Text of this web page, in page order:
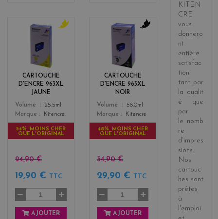
CARTOUCHE
D'ENCRE 963XL
JAUNE
Color
o
w
Volume
25.5ml
Marque
Kitencre
54% MOINS CHER
QUE L'ORIGINAL
24,90 €
19,90 € TTC
AJOUTER
CARTOUCHE
D'ENCRE 963XL
NOIR
Color
k
Volume
58.0ml
Marque
Kitencre
48% MOINS CHER
QUE L'ORIGINAL
34,90 €
29,90 € TTC
AJOUTER
KITEN
CRE
vous
donnero
nt
entière
satisfac
tion
tant par
la qualit
é que
par
le nomb
re
d’impres
sions.
Nos
cartouc
hes sont
prêtes
à
l'emploi